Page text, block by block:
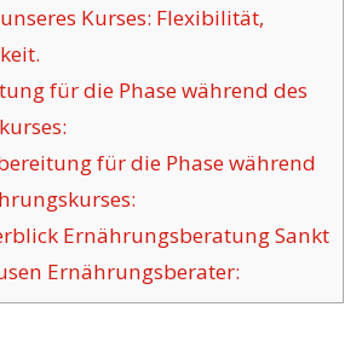
Kurses: Flexibilität,
für die Phase während des
für die Phase während
Ernährungsberatung Sankt
Ernährungsberater: